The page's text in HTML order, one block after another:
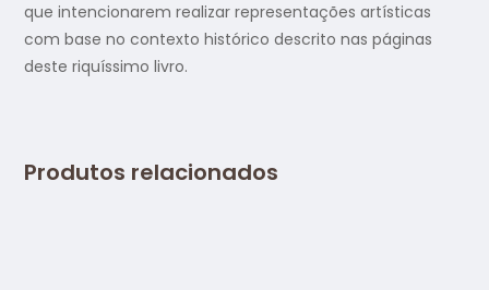
que intencionarem realizar representações artísticas
com base no contexto histórico descrito nas páginas
deste riquíssimo livro.
Produtos relacionados